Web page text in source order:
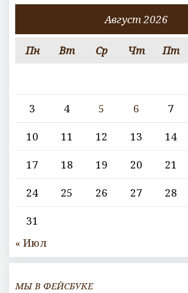
Август 2026
Пн Вт Ср Чт Пт
3
4 5 6 7
10
11 12 13 14
17
18 19 20 21
24
25 26 27 28
31
« Июл
МЫ В ФЕЙСБУКЕ